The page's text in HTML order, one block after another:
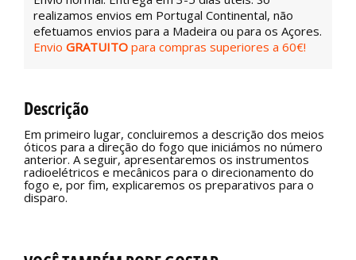
realizamos envios em Portugal Continental, não
efetuamos envios para a Madeira ou para os Açores.
Envio GRATUITO para compras superiores a 60€!
Descrição
Em primeiro lugar, concluiremos a descrição dos meios
óticos para a direção do fogo que iniciámos no número
anterior. A seguir, apresentaremos os instrumentos
radioelétricos e mecânicos para o direcionamento do
fogo e, por fim, explicaremos os preparativos para o
disparo.